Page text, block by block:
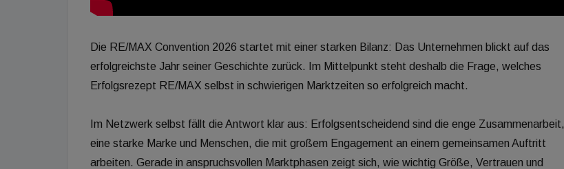
Die RE/MAX Convention 2026 startet mit einer starken Bilanz: Das Unternehmen blickt auf das
erfolgreichste Jahr seiner Geschichte zurück. Im Mittelpunkt steht deshalb die Frage, welches
Erfolgsrezept RE/MAX selbst in schwierigen Marktzeiten so erfolgreich macht.
Im Netzwerk selbst fällt die Antwort klar aus: Erfolgsentscheidend sind die enge Zusammenarbeit,
eine starke Marke und Menschen, die mit großem Engagement an einem gemeinsamen Auftritt
arbeiten. Gerade in anspruchsvollen Marktphasen zeigt sich, wie wichtig Größe, Vertrauen und